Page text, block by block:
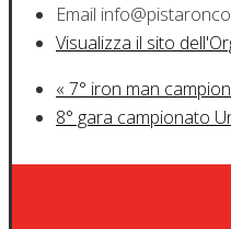
Email
Visualizza il sito
« 7° iron man
8° gara campionato